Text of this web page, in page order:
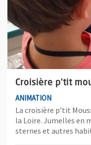
Croisière p’tit
ANIMATION
La croisière p’tit
la Loire. Jumelles en
sternes et autres